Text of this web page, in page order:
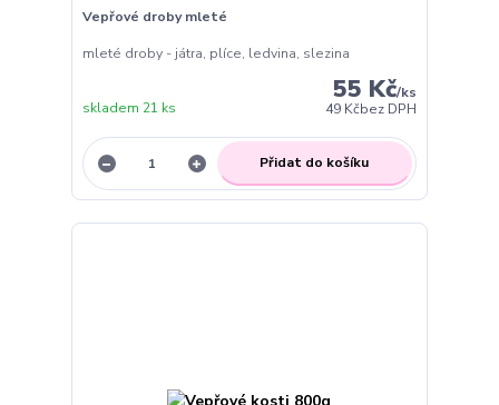
Vepřové droby mleté
mleté droby - játra, plíce, ledvina, slezina
55 Kč/ks
49 Kčbez DPH
skladem 21 ks
Přidat do košíku